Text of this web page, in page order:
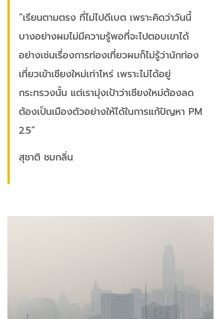
“เรียนตามตรง ที่ไม่ไปดีเบต เพราะคิดว่าวันนี้
บางอย่างผมไม่มีความรู้พอที่จะไปตอบเขาได้
อย่างเช่นเรื่องการท่องเที่ยวผมก็ไม่รู้ว่านักท่อง
เที่ยวเข้าเชียงใหม่เท่าไหร่ เพราะไม่ได้อยู่
กระทรวงนั้น แต่เรามุ่งเป้าว่าเชียงใหม่ต้องลด
ต้องเป็นเมืองตัวอย่างให้ได้ในการแก้ปัญหา PM
2.5”
สุชาติ ชมกลิ่น